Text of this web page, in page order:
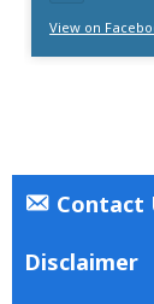
View on
Contact
Disclaimer